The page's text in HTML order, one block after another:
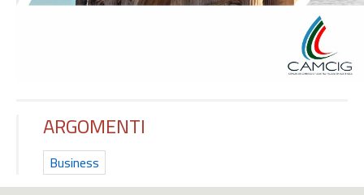
ARGOMENTI
Business